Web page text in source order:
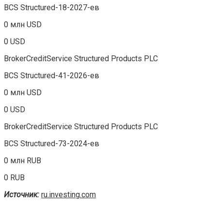
BCS Structured-18-2027-ев
0 млн USD
0 USD
BrokerCreditService Structured Products PLC
BCS Structured-41-2026-ев
0 млн USD
0 USD
BrokerCreditService Structured Products PLC
BCS Structured-73-2024-ев
0 млн RUB
0 RUB
Источник: ru.investing.com